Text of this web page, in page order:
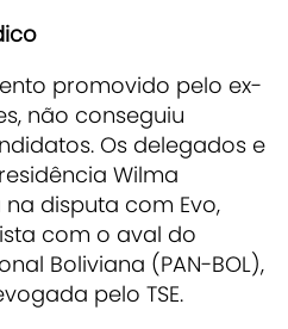
promovido pelo ex-
não conseguiu
Os delegados e
Wilma
disputa com Evo,
com o aval do
Boliviana (PAN-BOL),
pelo TSE.